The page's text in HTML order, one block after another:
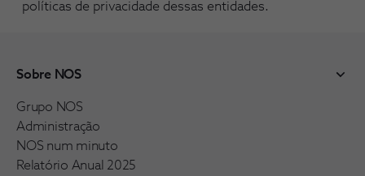
políticas de privacidade dessas entidades.
Sobre NOS
Grupo NOS
Administração
NOS num minuto
Relatório Anual 2025